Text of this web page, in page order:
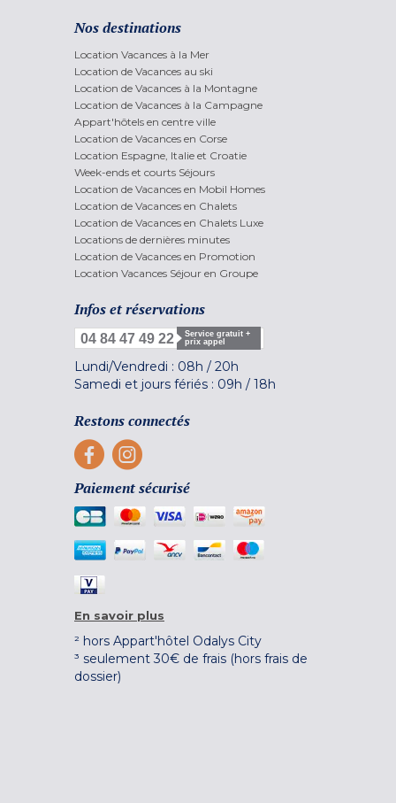
Nos destinations
Location Vacances à la Mer
Location de Vacances au ski
Location de Vacances à la Montagne
Location de Vacances à la Campagne
Appart'hôtels en centre ville
Location de Vacances en Corse
Location Espagne, Italie et Croatie
Week-ends et courts Séjours
Location de Vacances en Mobil Homes
Location de Vacances en Chalets
Location de Vacances en Chalets Luxe
Locations de dernières minutes
Location de Vacances en Promotion
Location Vacances Séjour en Groupe
Infos et réservations
04 84 47 49 22
Service gratuit +
prix appel
Lundi/Vendredi : 08h / 20h
Samedi et jours fériés : 09h / 18h
Restons connectés
Paiement sécurisé
En savoir plus
² hors Appart'hôtel Odalys City
³ seulement 30€ de frais (hors frais de
dossier)